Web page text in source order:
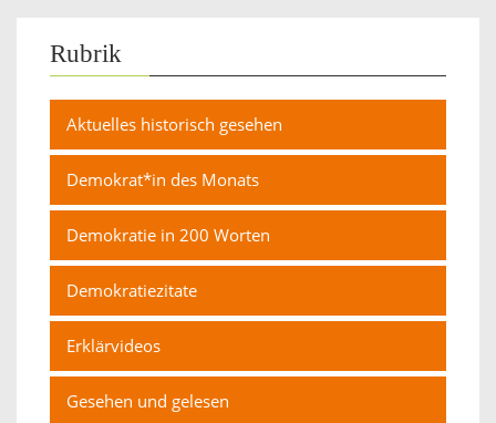
Rubrik
Aktuelles historisch gesehen
Demokrat*in des Monats
Demokratie in 200 Worten
Demokratiezitate
Erklärvideos
Gesehen und gelesen